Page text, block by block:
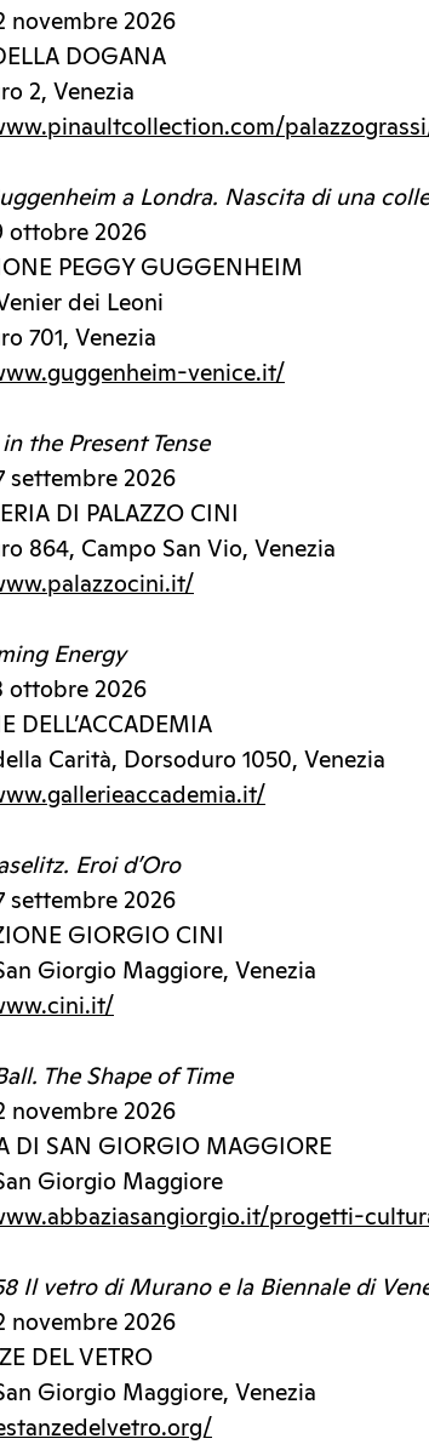
novembre 2026
DOGANA
2, Venezia
a Londra. Nascita di una
ottobre 2026
PEGGY GUGGENHEIM
dei Leoni
701, Venezia
venice.it/
the Present Tense
settembre 2026
DI PALAZZO CINI
864, Campo San Vio, Venezia
Energy
ottobre 2026
DELL’ACCADEMIA
Carità, Dorsoduro 1050, Venezia
Eroi d’Oro
settembre 2026
GIORGIO CINI
Giorgio Maggiore, Venezia
The Shape of Time
novembre 2026
DI SAN GIORGIO MAGGIORE
Giorgio Maggiore
progetti-
Il vetro di Murano e la Biennale di
novembre 2026
DEL VETRO
Giorgio Maggiore, Venezia